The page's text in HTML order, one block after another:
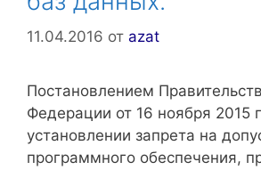
11.04.2016 от azat
Постановлением
Федерации от 16 ноября 2015
установлении запрета на
программного обеспечения,